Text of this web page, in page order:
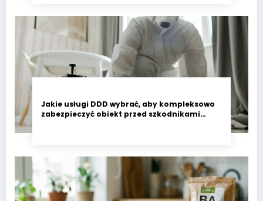
Jakie usługi DDD wybrać, aby kompleksowo
zabezpieczyć obiekt przed szkodnikami